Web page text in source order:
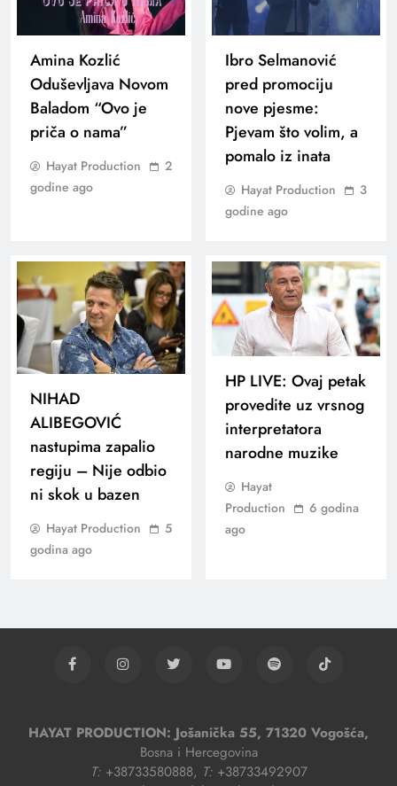
Amina Kozlić
Oduševljava Novom
Baladom “Ovo je
priča o nama”
Hayat Production
2
godine ago
Ibro Selmanović
pred promociju
nove pjesme:
Pjevam što volim, a
pomalo iz inata
Hayat Production
3
godine ago
NIHAD
ALIBEGOVIĆ
nastupima zapalio
regiju – Nije odbio
ni skok u bazen
Hayat Production
5
godina ago
HP LIVE: Ovaj petak
provedite uz vrsnog
interpretatora
narodne muzike
Hayat
Production
6 godina
ago
HAYAT PRODUCTION: Jošanička 55, 71320 Vogošća,
Bosna i Hercegovina
T:+38733580888, T:+38733492907